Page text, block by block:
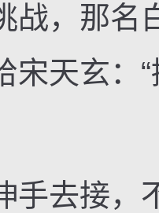
战，那名
宋天玄：
去接，